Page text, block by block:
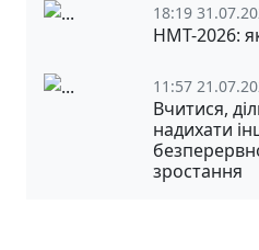
18:19
НМТ-2026:
11:57
Вчитися,
надихати
зростання